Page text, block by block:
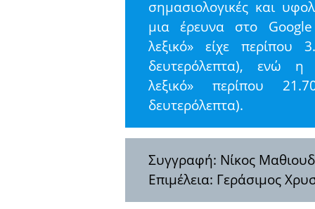
σημασιολογικές και
μια έρευνα στο
λεξικό» είχε περίπου
δευτερόλεπτα), ενώ η
λεξικό» περίπου
δευτερόλεπτα).
Συγγραφή: Νίκος
Επιμέλεια: Γεράσιμος